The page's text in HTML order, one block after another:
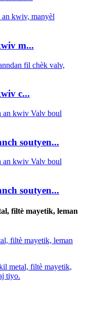
m...
c...
soutyen...
soutyen...
filtè mayetik, leman